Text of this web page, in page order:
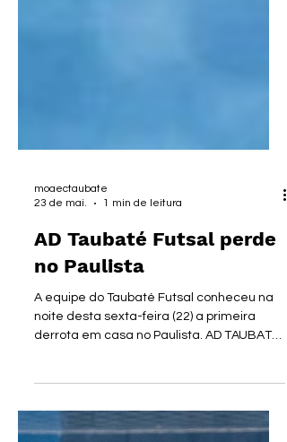
23 de mai.
1 min de leitura
AD Taubaté Futsal perde
no Paulista
noite desta sexta-feira (22) a primeira
FUTSAL O time recebeu o Indaiatuba no
Ginásio da Vila Aparecida e perdeu 4 a 1.